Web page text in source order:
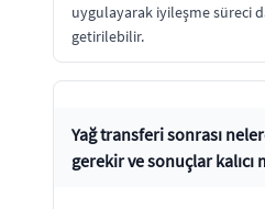
uygulayarak iyileşme süreci
getirilebilir.
Yağ transferi sonrası
gerekir ve sonuçlar kalıcı